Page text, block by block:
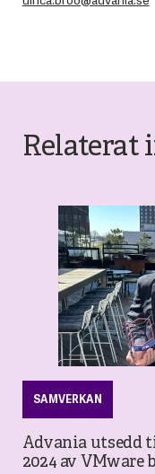
Relaterat
SAMVERKAN
Advania utsedd
2024 av VMware